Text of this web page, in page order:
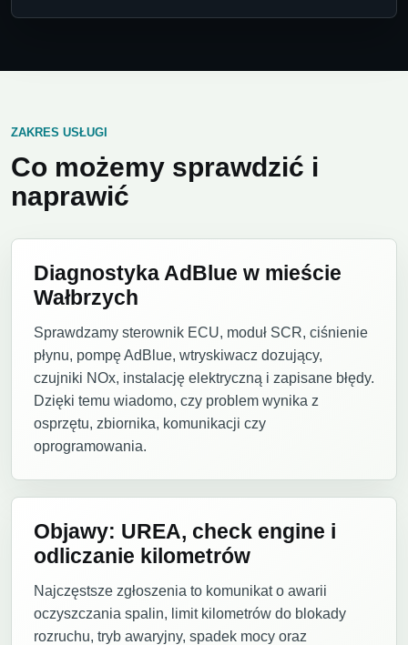
ZAKRES USŁUGI
Co możemy sprawdzić i
naprawić
Diagnostyka AdBlue w mieście
Wałbrzych
Sprawdzamy sterownik ECU, moduł SCR, ciśnienie
płynu, pompę AdBlue, wtryskiwacz dozujący,
czujniki NOx, instalację elektryczną i zapisane błędy.
Dzięki temu wiadomo, czy problem wynika z
osprzętu, zbiornika, komunikacji czy
oprogramowania.
Objawy: UREA, check engine i
odliczanie kilometrów
Najczęstsze zgłoszenia to komunikat o awarii
oczyszczania spalin, limit kilometrów do blokady
rozruchu, tryb awaryjny, spadek mocy oraz